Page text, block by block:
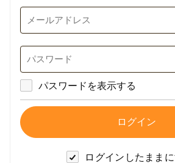
パスワードを表示する
ログインしたまま